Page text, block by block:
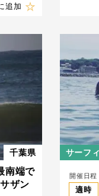
追加
千葉県
南端で
ザン
サーフ
開催日程
適時